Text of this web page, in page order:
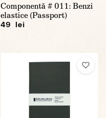
Componentă # 011: Benzi
elastice (Passport)
49 lei